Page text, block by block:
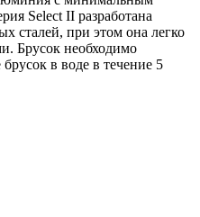
Select II разработана
сталей, при этом она легко
Брусок необходимо
в воде в течение 5